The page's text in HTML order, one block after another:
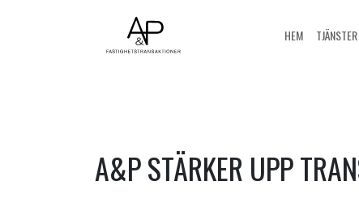
HEM TJÄNSTER
A&P STÄRKER UPP